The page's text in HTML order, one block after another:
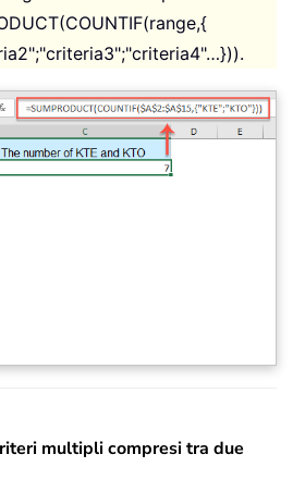
multipli compresi tra due